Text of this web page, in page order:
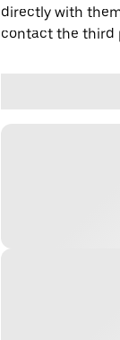
directly with
contact the third